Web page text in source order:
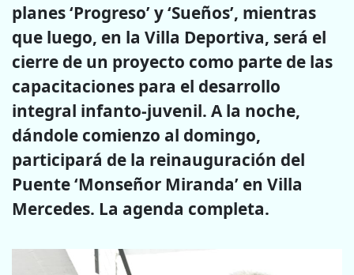
planes ‘Progreso’ y ‘Sueños’, mientras
que luego, en la Villa Deportiva, será el
cierre de un proyecto como parte de las
capacitaciones para el desarrollo
integral infanto-juvenil. A la noche,
dándole comienzo al domingo,
participará de la reinauguración del
Puente ‘Monseñor Miranda’ en Villa
Mercedes. La agenda completa.